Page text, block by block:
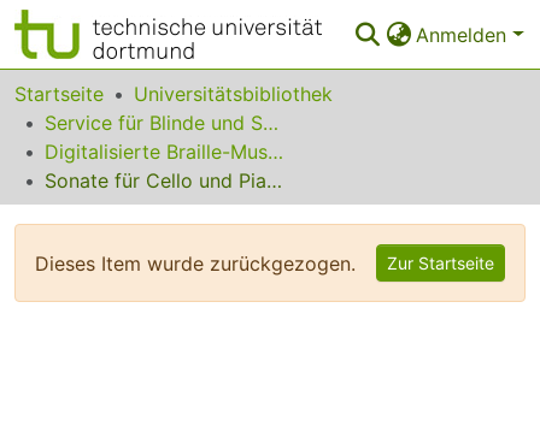
Anmelden
Bereiche & Sammlungen
Das gesamte Repositorium
Statistiken
Startseite
Universitätsbibliothek
Service für Blinde und Sehbehinderte
Digitalisierte Braille-Musik-Matrizen des VzfB
Sonate für Cello und Pianoforte op. 69 Nr. 3: Klavierstimme
Dieses Item wurde zurückgezogen. Zur Startseite